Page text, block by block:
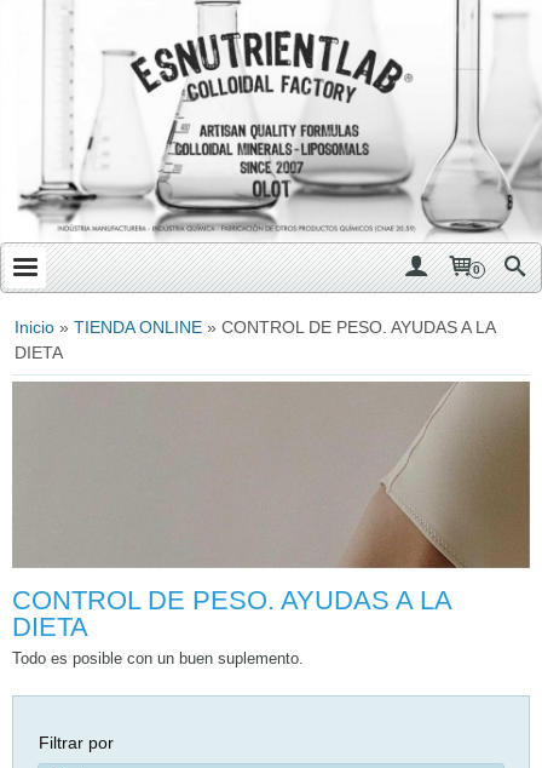
0
Inicio » TIENDA ONLINE » CONTROL DE PESO. AYUDAS A LA
DIETA
CONTROL DE PESO. AYUDAS A LA
DIETA
Todo es posible con un buen suplemento.
Filtrar por